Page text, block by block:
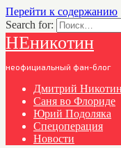
Перейти к содержанию
Search for:
НЕникотин
неофициальный фан-блог
Дмитрий Никотин
Саня во Флориде
Юрий Подоляка
Спецоперация
Новости